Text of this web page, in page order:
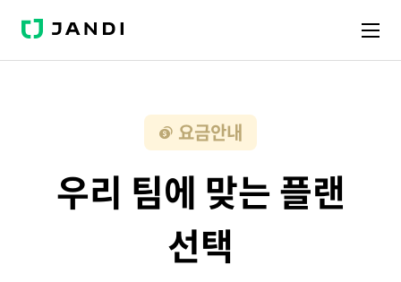
J
N
요금안내
우리 팀에 맞는 플랜
선택